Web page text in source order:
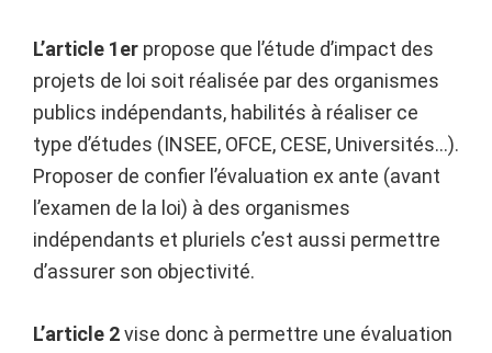
L’article 1er propose que l’étude d’impact des
projets de loi soit réalisée par des organismes
publics indépendants, habilités à réaliser ce
type d’études (INSEE, OFCE, CESE, Universités…).
Proposer de confier l’évaluation ex ante (avant
l’examen de la loi) à des organismes
indépendants et pluriels c’est aussi permettre
d’assurer son objectivité.
L’article 2vise donc à permettre une évaluation